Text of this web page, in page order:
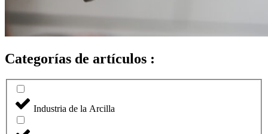
Categorías de artículos :
Industria de la Arcilla